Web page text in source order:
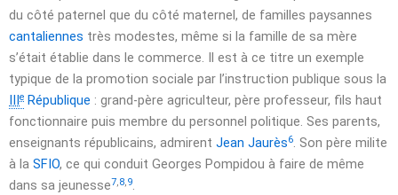
du côté paternel que du côté maternel, de familles paysannes
cantaliennes très modestes, même si la famille de sa mère
s’était établie dans le commerce. Il est à ce titre un exemple
typique de la promotion sociale par l’instruction publique sous la
IIIe République : grand-père agriculteur, père professeur, fils haut
fonctionnaire puis membre du personnel politique. Ses parents,
enseignants républicains, admirent Jean Jaurès6. Son père milite
à la SFIO, ce qui conduit Georges Pompidou à faire de même
dans sa jeunesse7,8,9.